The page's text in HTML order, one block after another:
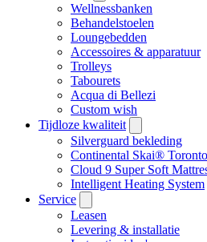
Wellnessbanken
Behandelstoelen
Loungebedden
Accessoires & apparatuur
Trolleys
Tabourets
Acqua di Bellezi
Custom wish
Tijdloze kwaliteit
Silverguard bekleding
Continental Skai® Toronto
Cloud 9 Super Soft
Intelligent Heating System
Service
Leasen
Levering & installatie